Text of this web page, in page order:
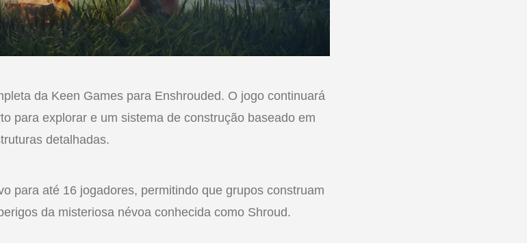
da Keen Games para Enshrouded. O jogo continuará
para explorar e um sistema de construção baseado em
detalhadas.
para até 16 jogadores, permitindo que grupos construam
da misteriosa névoa conhecida como Shroud.